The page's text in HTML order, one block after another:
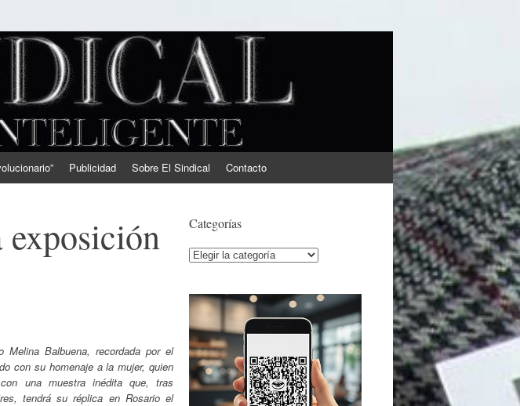
Publicidad Sobre El Sindical Contacto
Melina Balbuena, recordada por el
con su homenaje a la mujer, quien
una muestra inédita que, tras
tendrá su réplica en Rosario el
Categorías
Categorías